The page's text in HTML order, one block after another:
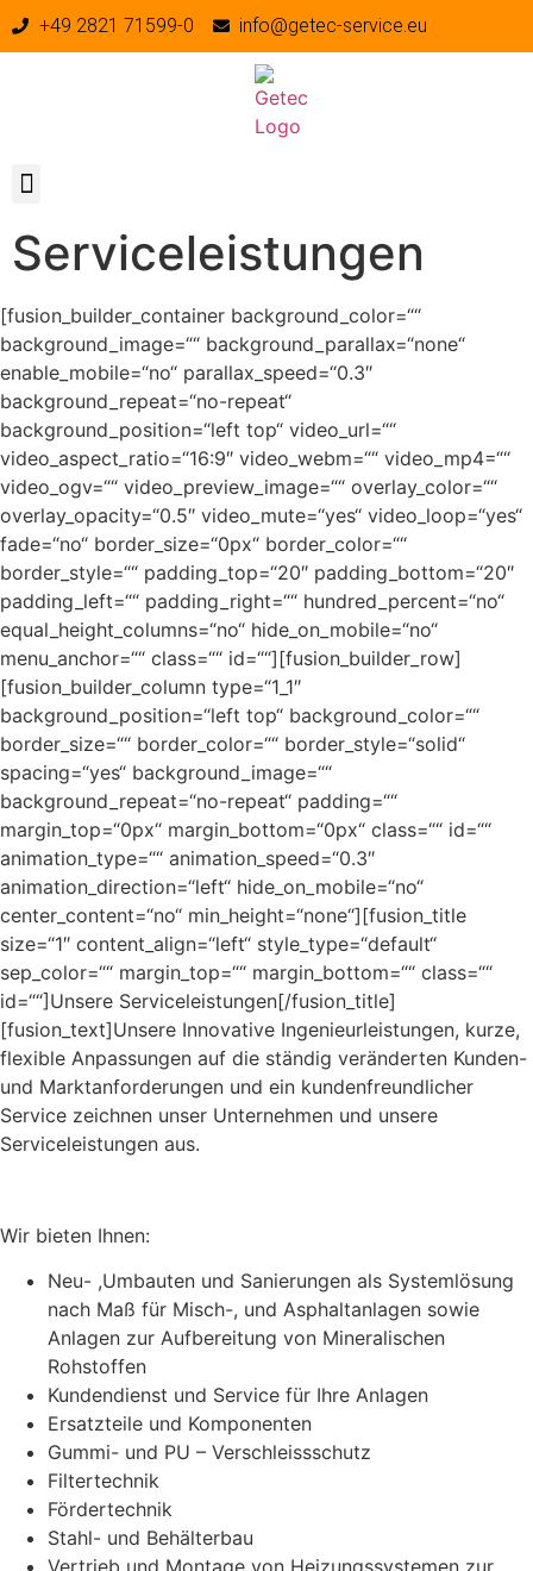
+49 2821 71599-0 info@getec-service.eu
Serviceleistungen
[fusion_builder_container background_color=““
background_image=““ background_parallax=“none“
enable_mobile=“no“ parallax_speed=“0.3″
background_repeat=“no-repeat“
background_position=“left top“ video_url=““
video_aspect_ratio=“16:9″ video_webm=““ video_mp4=““
video_ogv=““ video_preview_image=““ overlay_color=““
overlay_opacity=“0.5″ video_mute=“yes“ video_loop=“yes“
fade=“no“ border_size=“0px“ border_color=““
border_style=““ padding_top=“20″ padding_bottom=“20″
padding_left=““ padding_right=““ hundred_percent=“no“
equal_height_columns=“no“ hide_on_mobile=“no“
menu_anchor=““ class=““ id=““][fusion_builder_row]
[fusion_builder_column type=“1_1″
background_position=“left top“ background_color=““
border_size=““ border_color=““ border_style=“solid“
spacing=“yes“ background_image=““
background_repeat=“no-repeat“ padding=““
margin_top=“0px“ margin_bottom=“0px“ class=““ id=““
animation_type=““ animation_speed=“0.3″
animation_direction=“left“ hide_on_mobile=“no“
center_content=“no“ min_height=“none“][fusion_title
size=“1″ content_align=“left“ style_type=“default“
sep_color=““ margin_top=““ margin_bottom=““ class=““
id=““]Unsere Serviceleistungen[/fusion_title]
[fusion_text]Unsere Innovative Ingenieurleistungen, kurze,
flexible Anpassungen auf die ständig veränderten Kunden-
und Marktanforderungen und ein kundenfreundlicher
Service zeichnen unser Unternehmen und unsere
Serviceleistungen aus.
Wir bieten Ihnen:
Neu- ,Umbauten und Sanierungen als Systemlösung
nach Maß für Misch-, und Asphaltanlagen sowie
Anlagen zur Aufbereitung von Mineralischen
Rohstoffen
Kundendienst und Service für Ihre Anlagen
Ersatzteile und Komponenten
Gummi- und PU – Verschleissschutz
Filtertechnik
Fördertechnik
Stahl- und Behälterbau